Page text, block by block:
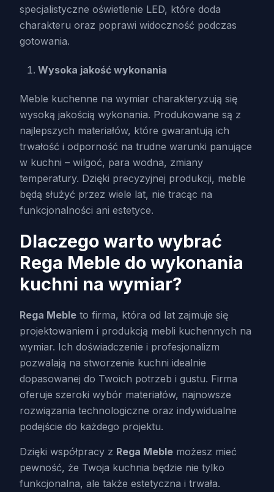
specjalistyczne oświetlenie LED, które doda
charakteru oraz poprawi widoczność podczas
gotowania.
Wysoka jakość wykonania
Meble kuchenne na wymiar charakteryzują się
wysoką jakością wykonania. Produkowane są z
najlepszych materiałów, które gwarantują ich
trwałość i odporność na trudne warunki panujące
w kuchni – wilgoć, para wodna, zmiany
temperatury. Dzięki precyzyjnej produkcji, meble
będą służyć przez wiele lat, nie tracąc na
funkcjonalności ani estetyce.
Dlaczego warto wybrać
Rega Meble do wykonania
kuchni na wymiar?
Rega Meble to firma, która od lat zajmuje się
projektowaniem i produkcją mebli kuchennych na
wymiar. Ich doświadczenie i profesjonalizm
pozwalają na stworzenie kuchni idealnie
dopasowanej do Twoich potrzeb i gustu. Firma
oferuje szeroki wybór materiałów, najnowsze
rozwiązania technologiczne oraz indywidualne
podejście do każdego projektu.
Dzięki współpracy z Rega Meble możesz mieć
pewność, że Twoja kuchnia będzie nie tylko
funkcjonalna, ale także estetyczna i trwała.